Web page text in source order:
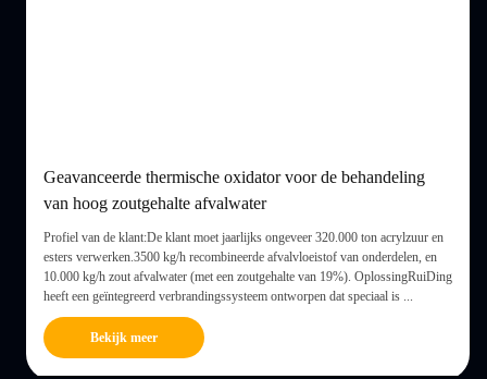
Geavanceerde thermische oxidator voor de behandeling
van hoog zoutgehalte afvalwater
Profiel van de klant:De klant moet jaarlijks ongeveer 320.000 ton acrylzuur en
esters verwerken.3500 kg/h recombineerde afvalvloeistof van onderdelen, en
10.000 kg/h zout afvalwater (met een zoutgehalte van 19%). OplossingRuiDing
heeft een geïntegreerd verbrandingssysteem ontworpen dat speciaal is ...
Bekijk meer